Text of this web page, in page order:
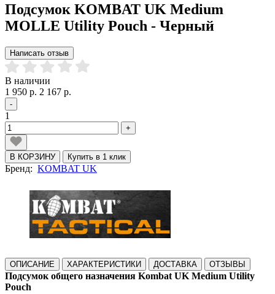
Подсумок KOMBAT UK Medium
MOLLE Utility Pouch - Черный
Написать отзыв
В наличии
1 950 р. 2 167 р.
-
1
+
В КОРЗИНУ Купить в 1 клик
Бренд: KOMBAT UK
ОПИСАНИЕ ХАРАКТЕРИСТИКИ ДОСТАВКА ОТЗЫВЫ
Подсумок общего назначения Kombat UK Medium Utility
Pouch